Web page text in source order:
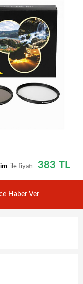
ile fiyatı 383 TL
Haber Ver